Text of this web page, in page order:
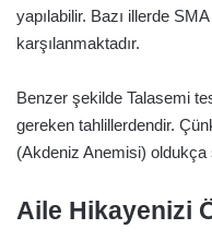
yapılabilir. Bazı illerde
karşılanmaktadır.
Benzer şekilde Talasemi
gereken tahlillerdendir.
(Akdeniz Anemisi) oldukça
Aile Hikayenizi